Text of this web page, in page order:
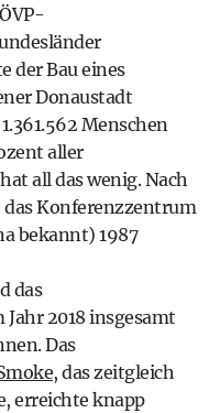
der Bau eines
Donaustadt
Menschen
aller
all das wenig. Nach
Konferenzzentrum
bekannt) 1987
das
Jahr 2018 insgesamt
Das
, das zeitgleich
erreichte knapp